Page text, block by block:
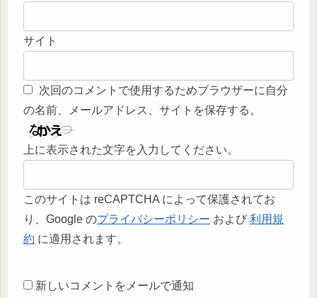
サイト
次回のコメントで使用するためブラウザーに自分
の名前、メールアドレス、サイトを保存する。
上に表示された文字を入力してください。
このサイトは reCAPTCHA によって保護されてお
り、Google のプライバシーポリシー および 利用規
約 に適用されます。
新しいコメントをメールで通知